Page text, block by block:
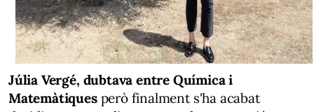
Júlia Vergé, dubtava entre Química i
Matemàtiquesperò finalment s'ha acabat